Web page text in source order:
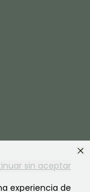
sin aceptar
experiencia de